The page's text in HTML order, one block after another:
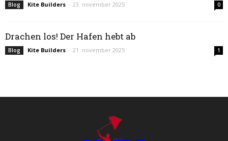
Blog Kite Builders - 23. november 2025 0
Drachen los! Der Hafen hebt ab
Blog Kite Builders - 21. november 2025 1